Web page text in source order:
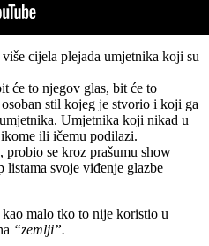
cijela plejada umjetnika koji su
će to njegov glas, bit će to
stil kojeg je stvorio i koji ga
Umjetnika koji nikad u
ili ičemu podilazi.
se kroz prašumu show
listama svoje viđenje glazbe
malo tko to nije koristio u
“zemlji”.